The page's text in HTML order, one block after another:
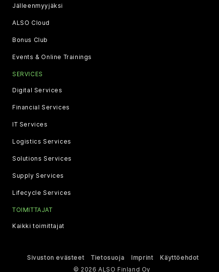
Jälleenmyyjäksi
ALSO Cloud
Bonus Club
Events & Online Trainings
SERVICES
Digital Services
Financial Services
IT Services
Logistics Services
Solutions Services
Supply Services
Lifecycle Services
TOIMITTAJAT
Kaikki toimittajat
Sivuston evästeet Tietosuoja Imprint
Käyttöehdot
© 2026 ALSO Finland Oy